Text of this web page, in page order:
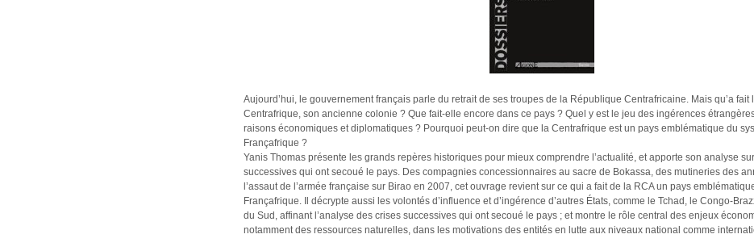
Aujourd’hui, le gouvernement français parle du retrait de ses troupes de la République Centrafricaine. Mais qu’a fait
Centrafrique, son ancienne colonie ? Que fait-elle encore dans ce pays ? Quel y est le jeu des ingérences
raisons économiques et diplomatiques ? Pourquoi peut-on dire que la Centrafrique est un pays emblématique du
Françafrique ?
Yanis Thomas présente les grands repères historiques pour mieux comprendre l’actualité, et apporte son analyse
successives qui ont secoué le pays. Des compagnies concessionnaires au sacre de Bokassa, des mutineries des
l’assaut de l’armée française sur Birao en 2007, cet ouvrage revient sur ce qui a fait de la RCA un pays
Françafrique. Il décrypte aussi les volontés d’influence et d’ingérence d’autres États, comme le Tchad, le Congo-
du Sud, affinant l’analyse des crises successives qui ont secoué le pays ; et montre le rôle central des enjeux
notamment des ressources naturelles, dans les motivations des entités en lutte aux niveaux national comme